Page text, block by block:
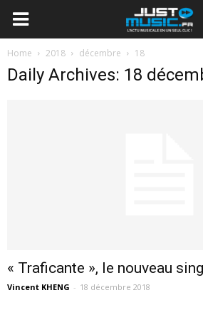
Home 2018 décembre 18
Daily Archives: 18
« Traficante », le nouveau
Vincent KHENG - 18 décembre 2018